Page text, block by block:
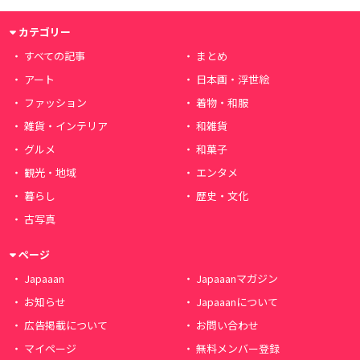
カテゴリー
すべての記事
まとめ
アート
日本画・浮世絵
ファッション
着物・和服
雑貨・インテリア
和雑貨
グルメ
和菓子
観光・地域
エンタメ
暮らし
歴史・文化
古写真
ページ
Japaaan
Japaaanマガジン
お知らせ
Japaaanについて
広告掲載について
お問い合わせ
マイページ
無料メンバー登録